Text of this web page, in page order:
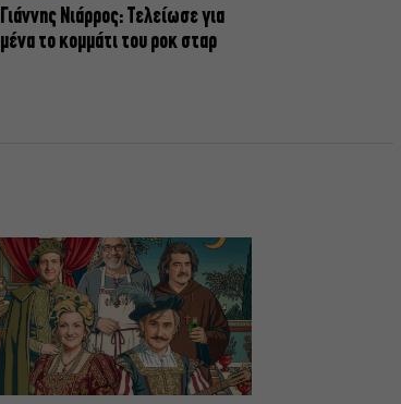
Γιάννης Νιάρρος: Τελείωσε για
μένα το κομμάτι του ροκ σταρ